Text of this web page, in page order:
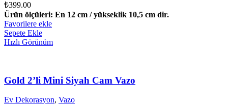
₺399.00
Ürün ölçüleri: En 12 cm / yükseklik 10,5 cm dir.
Favorilere ekle
Sepete Ekle
Hızlı Görünüm
Gold 2’li Mini Siyah Cam Vazo
Ev Dekorasyon, Vazo